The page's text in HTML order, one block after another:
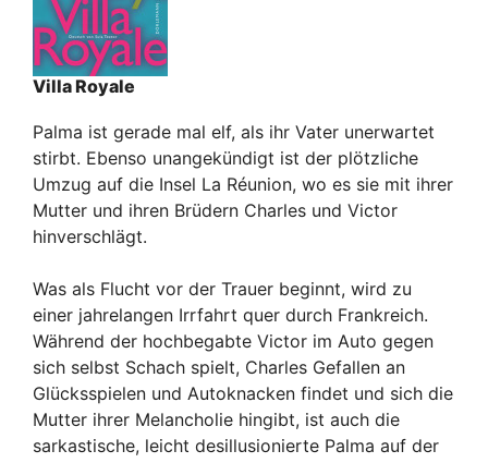
Villa Royale
Palma ist gerade mal elf, als ihr Vater unerwartet
stirbt. Ebenso unangekündigt ist der plötzliche
Umzug auf die Insel La Réunion, wo es sie mit ihrer
Mutter und ihren Brüdern Charles und Victor
hinverschlägt.
Was als Flucht vor der Trauer beginnt, wird zu
einer jahrelangen Irrfahrt quer durch Frankreich.
Während der hochbegabte Victor im Auto gegen
sich selbst Schach spielt, Charles Gefallen an
Glücksspielen und Autoknacken findet und sich die
Mutter ihrer Melancholie hingibt, ist auch die
sarkastische, leicht desillusionierte Palma auf der